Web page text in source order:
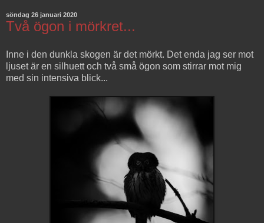
söndag 26 januari 2020
Två ögon i mörkret...
Inne i den dunkla skogen är det mörkt. Det enda jag ser mot
ljuset är en silhuett och två små ögon som stirrar mot mig
med sin intensiva blick...